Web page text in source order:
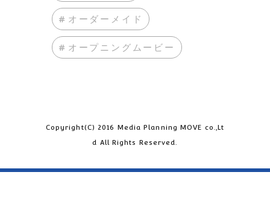
#オーダーメイド
#オープニングムービー
Copyright(C) 2016 Media Planning MOVE co.,Lt
d All Rights Reserved.